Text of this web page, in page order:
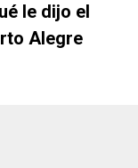
le dijo el
Alegre